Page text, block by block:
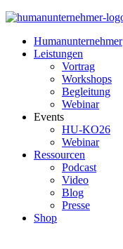
Humanunternehmer
Leistungen
Vortrag
Workshops
Begleitung
Webinar
Events
HU-KO26
Webinar
Ressourcen
Podcast
Video
Blog
Presse
Shop